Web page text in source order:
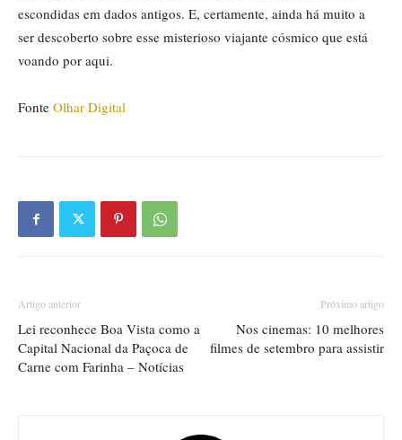
escondidas em dados antigos. E, certamente, ainda há muito a
ser descoberto sobre esse misterioso viajante cósmico que está
voando por aqui.
Fonte Olhar Digital
Artigo anterior
Lei reconhece Boa Vista como a
Capital Nacional da Paçoca de
Carne com Farinha – Notícias
Próximo artigo
Nos cinemas: 10 melhores
filmes de setembro para assistir